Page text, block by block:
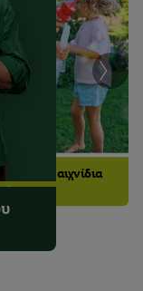
& Παιχνίδια